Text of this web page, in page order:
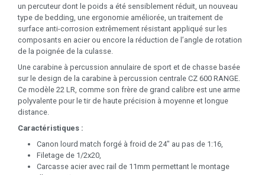
un percuteur dont le poids a été sensiblement réduit, un nouveau
type de bedding, une ergonomie améliorée, un traitement de
surface anti-corrosion extrêmement résistant appliqué sur les
composants en acier ou encore la réduction de l’angle de rotation
de la poignée de la culasse.
Une carabine à percussion annulaire de sport et de chasse basée
sur le design de la carabine à percussion centrale CZ 600 RANGE.
Ce modèle 22 LR, comme son frère de grand calibre est une arme
polyvalente pour le tir de haute précision à moyenne et longue
distance.
Caractéristiques :
Canon lourd match forgé à froid de 24" au pas de 1:16,
Filetage de 1/2x20,
Carcasse acier avec rail de 11mm permettant le montage